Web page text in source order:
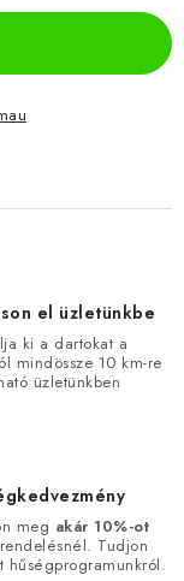
el üzletünkbe
ki a dartokat a
mindössze 10 km-re
üzletünkben
meg akár 10%-ot
Tudjon
hűségprogramunkról.